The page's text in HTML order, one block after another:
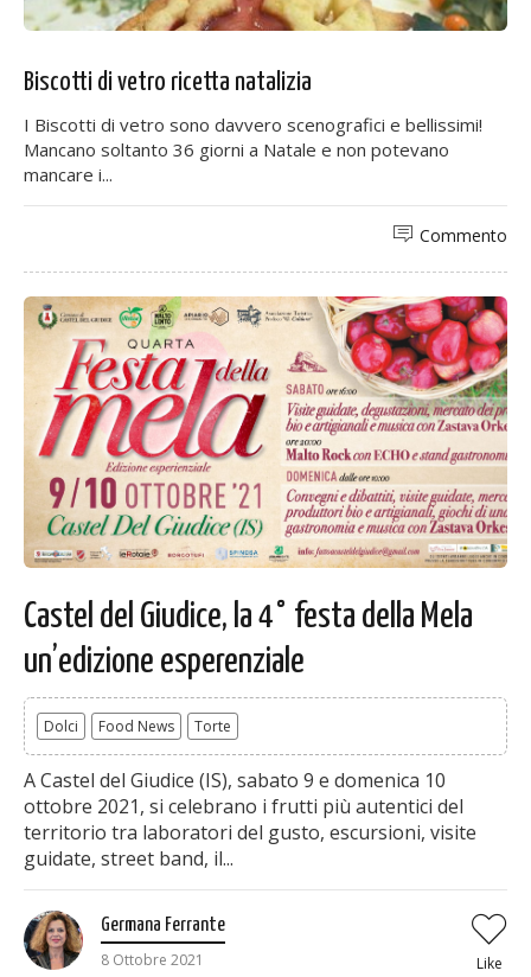
Biscotti di vetro ricetta natalizia
I Biscotti di vetro sono davvero scenografici e bellissimi!
Mancano soltanto 36 giorni a Natale e non potevano
mancare i...
Commento
Castel del Giudice, la 4° festa della Mela
un’edizione esperenziale
Dolci Food News Torte
A Castel del Giudice (IS), sabato 9 e domenica 10
ottobre 2021, si celebrano i frutti più autentici del
territorio tra laboratori del gusto, escursioni, visite
guidate, street band, il...
Germana Ferrante
8 Ottobre 2021
Like